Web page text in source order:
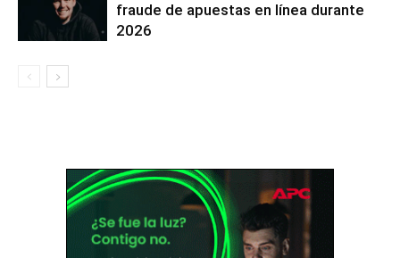
fraude de apuestas en línea durante
2026